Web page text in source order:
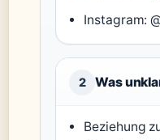
Instagram:
2 Was
Beziehung